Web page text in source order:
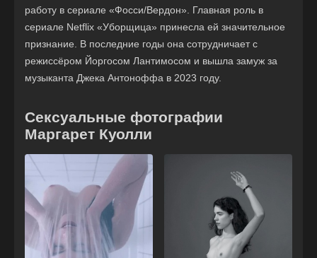
работу в сериале «Фосси/Вердон». Главная роль в
сериале Netflix «Уборщица» принесла ей значительное
признание. В последние годы она сотрудничает с
режиссёром Йоргосом Лантимосом и вышла замуж за
музыканта Джека Антоноффа в 2023 году.
Сексуальные фотографии
Маргарет Куолли